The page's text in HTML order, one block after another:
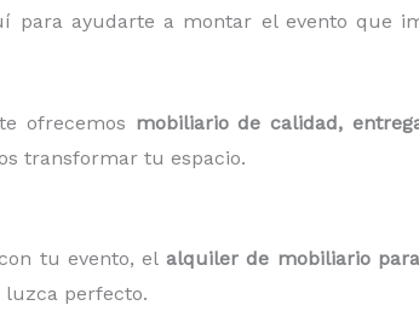
para ayudarte a montar el evento que
ofrecemos mobiliario de calidad,
transformar tu espacio.
tu evento, el alquiler de mobiliario
luzca perfecto.